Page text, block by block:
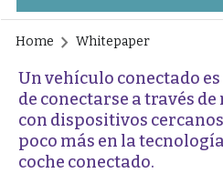
Home Whitepaper
Un vehículo conectado
de conectarse a través
con dispositivos
poco más en la
coche conectado.